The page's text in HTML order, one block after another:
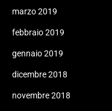
marzo 2019
febbraio 2019
gennaio 2019
dicembre 2018
novembre 2018